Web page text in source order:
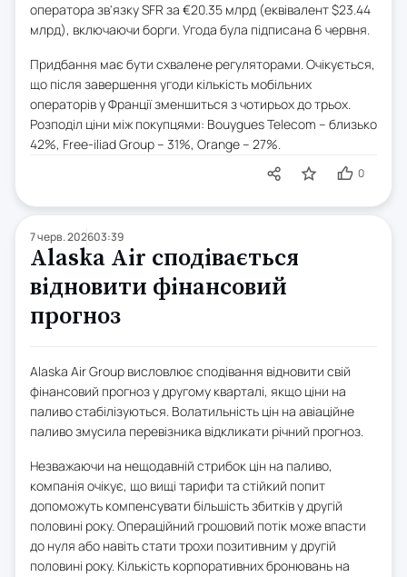
оператора зв'язку SFR за €20.35 млрд (еквівалент $23.44
млрд), включаючи борги. Угода була підписана 6 червня.
Придбання має бути схвалене регуляторами. Очікується,
що після завершення угоди кількість мобільних
операторів у Франції зменшиться з чотирьох до трьох.
Розподіл ціни між покупцями: Bouygues Telecom – близько
42%, Free-iliad Group – 31%, Orange – 27%.
0
7 черв. 202603:39
Alaska Air сподівається
відновити фінансовий
прогноз
Alaska Air Group висловлює сподівання відновити свій
фінансовий прогноз у другому кварталі, якщо ціни на
паливо стабілізуються. Волатильність цін на авіаційне
паливо змусила перевізника відкликати річний прогноз.
Незважаючи на нещодавній стрибок цін на паливо,
компанія очікує, що вищі тарифи та стійкий попит
допоможуть компенсувати більшість збитків у другій
половині року. Операційний грошовий потік може впасти
до нуля або навіть стати трохи позитивним у другій
половині року. Кількість корпоративних бронювань на